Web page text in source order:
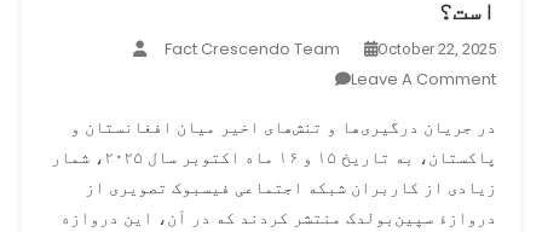
است؟
October 22, 2025
Fact Crescendo Team
Leave A Comment
در
جریان
درگیری‌های
اخیر
در جریان درگیری‌ها و تنش‌های اخیر میان افغانستان و
پاکستان، به تاریخ ۱۵ و ۱۶ ماه اکتوبر سال ۲۰۲۵، شمار
زیادی از کاربران شبکه اجتماعی فیسبوک تصویری از
دروازۀ سپین‌بولدک منتشر کردند که در آن، این دروازه